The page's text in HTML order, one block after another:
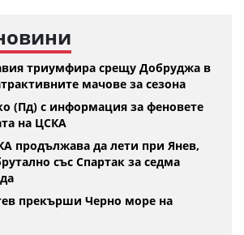
триумфира срещу Добруджа в
мачове за сезона
(Пд) с информация за феновете
на ЦСКА
продължава да лети при Янев,
със Спартак за седма
прекърши Черно море на